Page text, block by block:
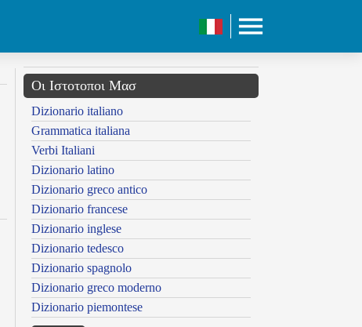
Οι Ιστοτοποι Μασ
Dizionario italiano
Grammatica italiana
Verbi Italiani
Dizionario latino
Dizionario greco antico
Dizionario francese
Dizionario inglese
Dizionario tedesco
Dizionario spagnolo
Dizionario greco moderno
Dizionario piemontese